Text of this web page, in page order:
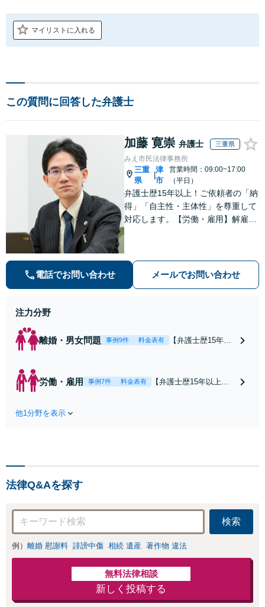
マイリストに入れる
この質問に回答した弁護士
加藤 寛崇 弁護士 三重県
みえ市民法律事務所
三重
県
|
津
市
営業時間：09:00~17:00
（平日）
弁護士歴15年以上！ご依頼者の「納
得」「自主性・主体性」を尊重して
対応します。【労働・雇用】解雇や
電話でお問い合わせ メールでお問い合わせ
注力分野
離婚・男女問題 事例9件 料金表有
【弁護士歴15年以
不倫による調停や
労働・雇用 事例7件 料金表有
【弁護士歴15年以上】
だける解決のためにご
他1分野を表示
法律Q&Aを探す
検索
例） 離婚 慰謝料 誹謗中傷 相続 遺産 著作物 違法
無料法律相談
新しく投稿する